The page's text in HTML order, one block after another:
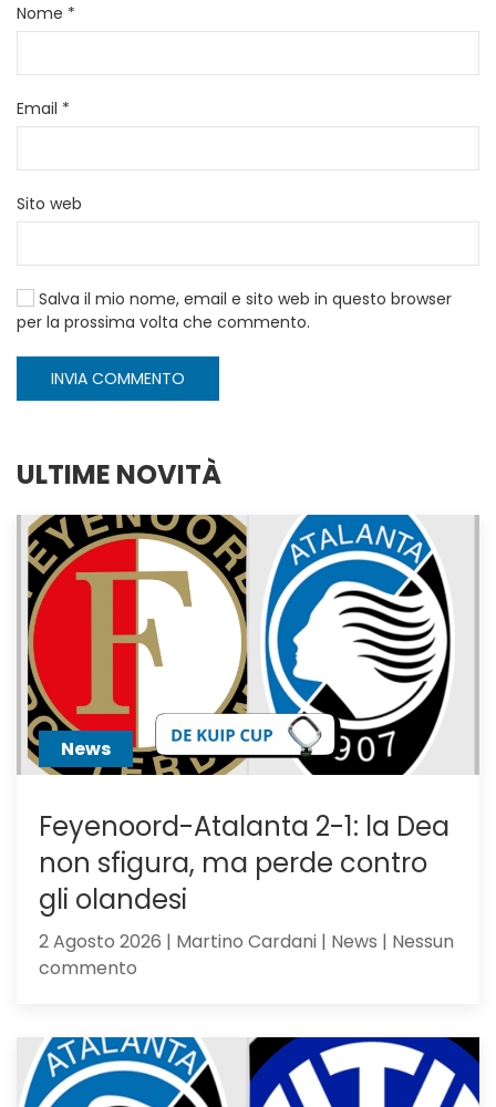
Nome *
Email *
Sito web
Salva il mio nome, email e sito web in questo browser
per la prossima volta che commento.
INVIA COMMENTO
ULTIME NOVITÀ
News
Feyenoord-Atalanta 2-1: la Dea
non sfigura, ma perde contro
gli olandesi
2 Agosto 2026 | Martino Cardani | News | Nessun
commento
2-
1:
la